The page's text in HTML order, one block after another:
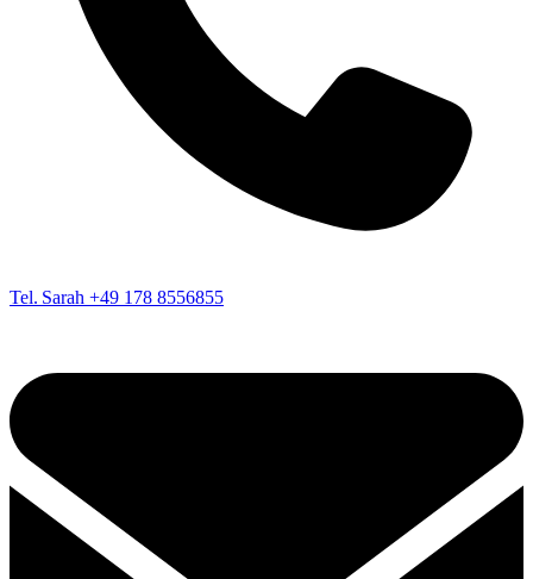
Tel. Sarah +49 178 8556855